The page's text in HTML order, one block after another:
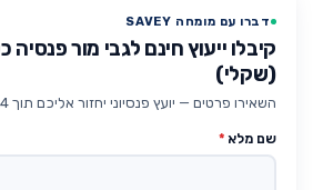
דברו עם מומחה SAVEY
קיבלו ייעוץ חינם לגבי מור
(שקלי)
השאירו פרטים — יועץ פנסיוני יחזור אליכם תוך 24 שעות.
שם מלא *